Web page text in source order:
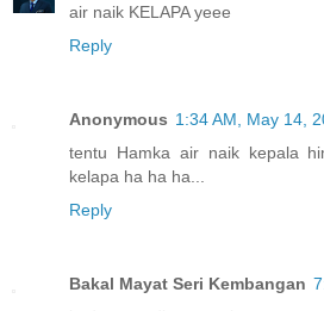
air naik KELAPA yeee
Reply
Anonymous 1:34 AM, May 14,
tentu Hamka air naik kepala
kelapa ha ha ha...
Reply
Bakal Mayat Seri Kembangan